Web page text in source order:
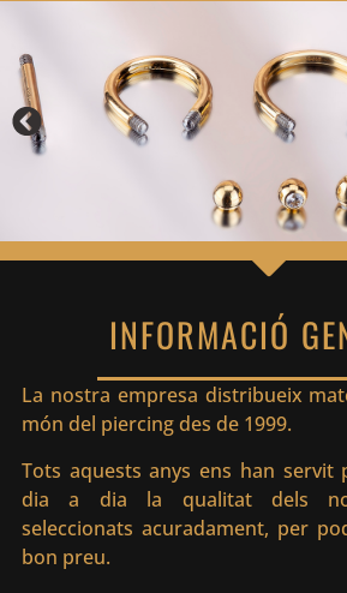
INFORMACIÓ
La nostra empresa distribueix
món del piercing des de 1999.
Tots aquests anys ens han
dia a dia la qualitat dels
seleccionats acuradament, per
bon preu.